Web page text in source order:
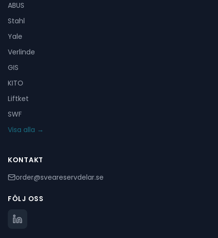
ABUS
Stahl
Yale
Verlinde
GIS
KITO
Liftket
SWF
Visa alla →
KONTAKT
order@sveareservdelar.se
FÖLJ OSS